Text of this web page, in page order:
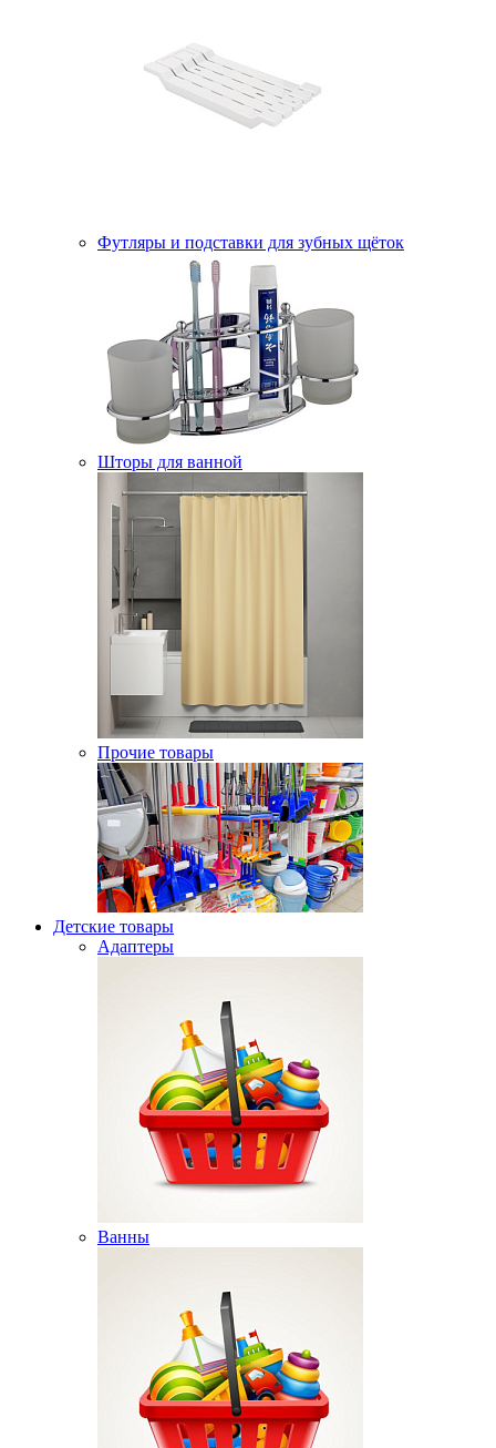
Футляры и подставки для зубных щёток
Шторы для ванной
Прочие товары
Детские товары
Адаптеры
Ванны